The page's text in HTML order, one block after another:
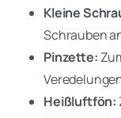
Kleine
Schrauben
Pinzette:
Heißluftfön: